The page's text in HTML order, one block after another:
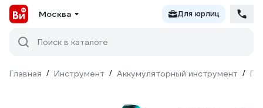
Москва Для юрлиц
Поиск в каталоге
Главная / Инструмент / Аккумуляторный инструмент /